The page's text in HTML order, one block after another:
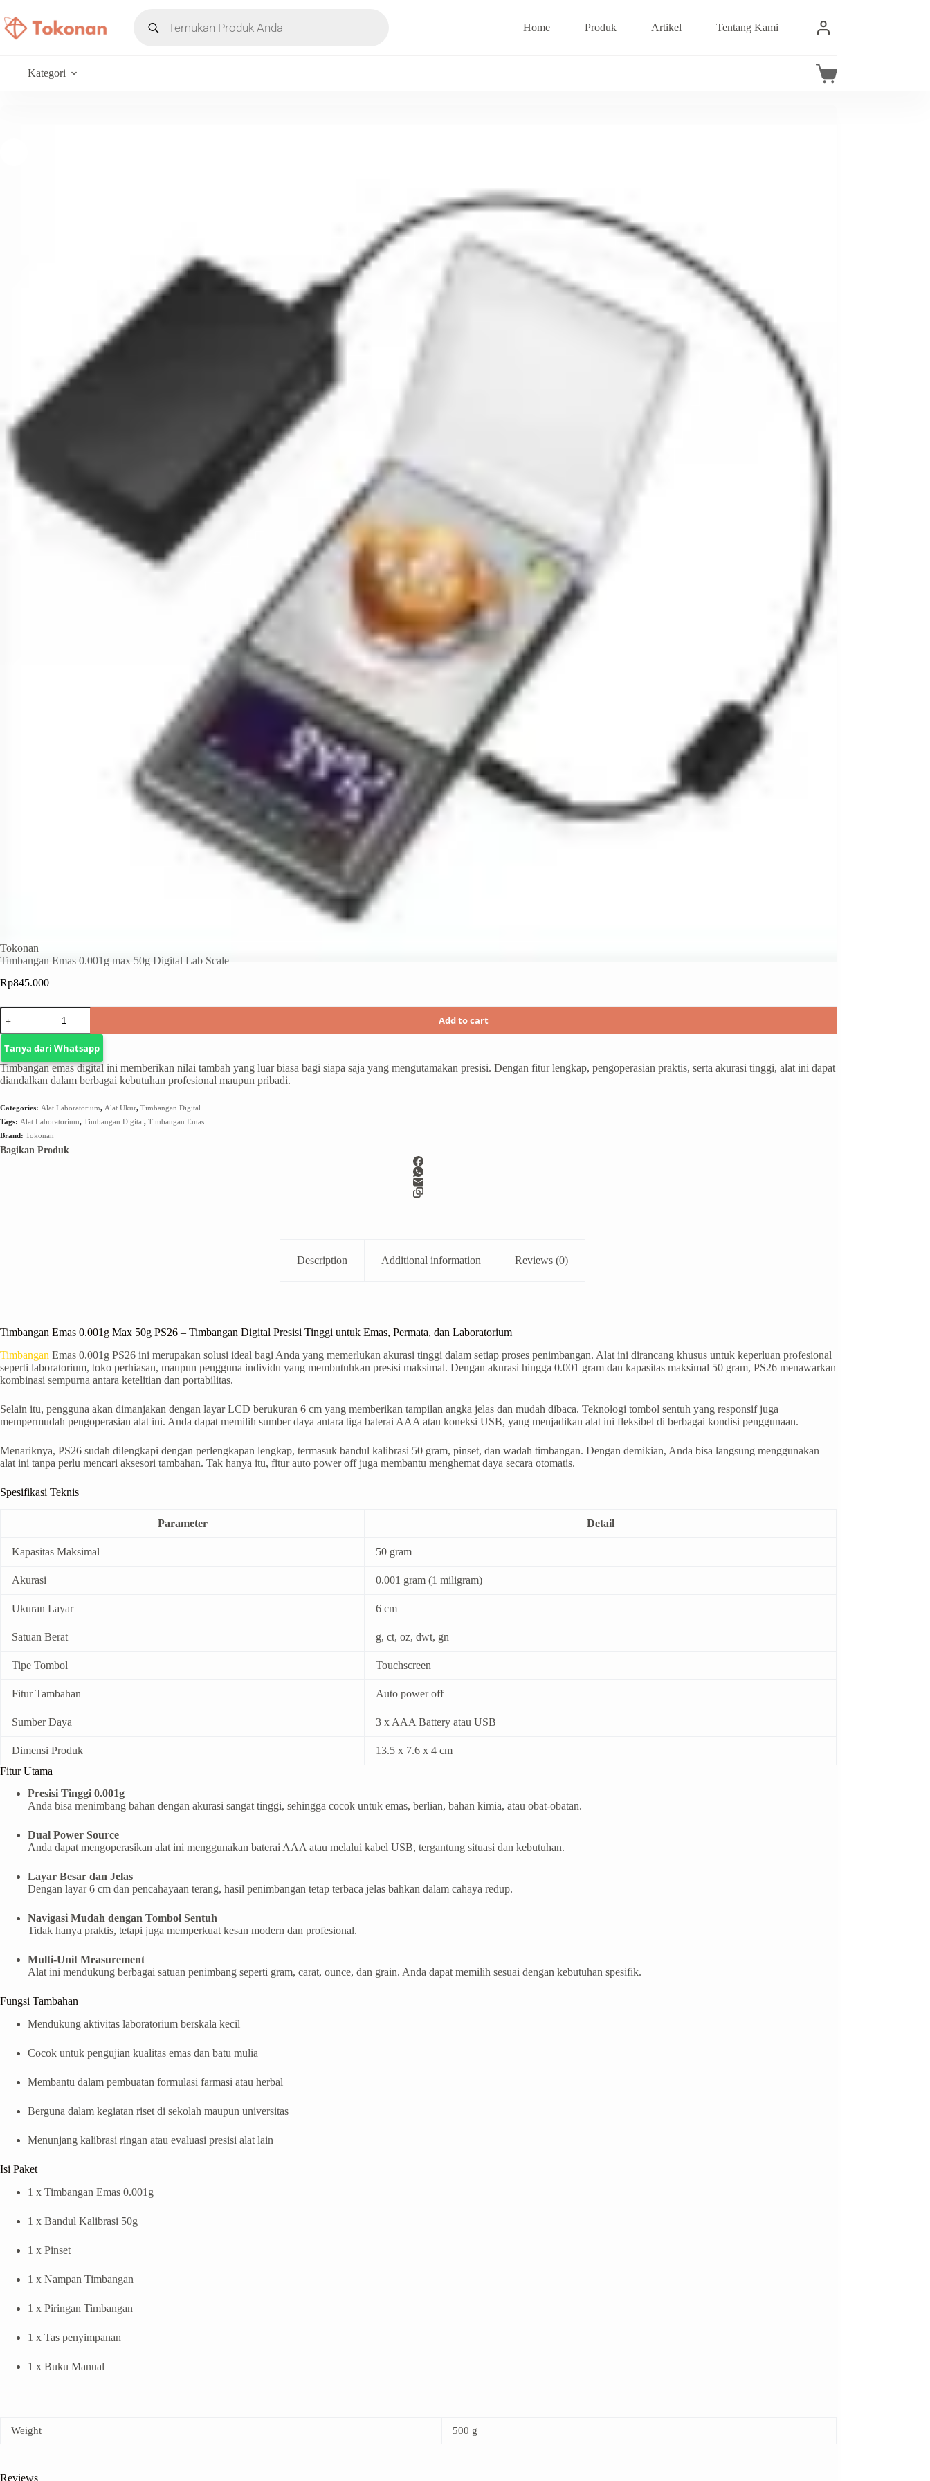
Home Produk Artikel Tentang Kami
Kategori
Tokonan
Timbangan Emas 0.001g max 50g Digital Lab Scale
Rp845.000
Add to cart
Tanya dari Whatsapp
Timbangan emas digital ini memberikan nilai tambah yang luar biasa bagi siapa saja yang mengutamakan presisi. Dengan fitur lengkap, pengoperasian praktis, serta akurasi tinggi, alat ini dapat
diandalkan dalam berbagai kebutuhan profesional maupun pribadi.
Categories: Alat Laboratorium, Alat Ukur, Timbangan Digital
Tags: Alat Laboratorium, Timbangan Digital, Timbangan Emas
Brand: Tokonan
Bagikan Produk
Description Additional information Reviews (0)
Timbangan Emas 0.001g Max 50g PS26 – Timbangan Digital Presisi Tinggi untuk Emas, Permata, dan Laboratorium
Timbangan Emas 0.001g PS26 ini merupakan solusi ideal bagi Anda yang memerlukan akurasi tinggi dalam setiap proses penimbangan. Alat ini dirancang khusus untuk keperluan profesional
seperti laboratorium, toko perhiasan, maupun pengguna individu yang membutuhkan presisi maksimal. Dengan akurasi hingga 0.001 gram dan kapasitas maksimal 50 gram, PS26 menawarkan
kombinasi sempurna antara ketelitian dan portabilitas.
Selain itu, pengguna akan dimanjakan dengan layar LCD berukuran 6 cm yang memberikan tampilan angka jelas dan mudah dibaca. Teknologi tombol sentuh yang responsif juga
mempermudah pengoperasian alat ini. Anda dapat memilih sumber daya antara tiga baterai AAA atau koneksi USB, yang menjadikan alat ini fleksibel di berbagai kondisi penggunaan.
Menariknya, PS26 sudah dilengkapi dengan perlengkapan lengkap, termasuk bandul kalibrasi 50 gram, pinset, dan wadah timbangan. Dengan demikian, Anda bisa langsung menggunakan
alat ini tanpa perlu mencari aksesori tambahan. Tak hanya itu, fitur auto power off juga membantu menghemat daya secara otomatis.
Spesifikasi Teknis
Parameter Detail
Kapasitas Maksimal 50 gram
Akurasi 0.001 gram (1 miligram)
Ukuran Layar 6 cm
Satuan Berat g, ct, oz, dwt, gn
Tipe Tombol Touchscreen
Fitur Tambahan Auto power off
Sumber Daya 3 x AAA Battery atau USB
Dimensi Produk
13.5 x 7.6 x 4 cm
Fitur Utama
Presisi Tinggi 0.001g
Anda bisa menimbang bahan dengan akurasi sangat tinggi, sehingga cocok untuk emas, berlian, bahan kimia, atau obat-obatan.
Dual Power Source
Anda dapat mengoperasikan alat ini menggunakan baterai AAA atau melalui kabel USB, tergantung situasi dan kebutuhan.
Layar Besar dan Jelas
Dengan layar 6 cm dan pencahayaan terang, hasil penimbangan tetap terbaca jelas bahkan dalam cahaya redup.
Navigasi Mudah dengan Tombol Sentuh
Tidak hanya praktis, tetapi juga memperkuat kesan modern dan profesional.
Multi-Unit Measurement
Alat ini mendukung berbagai satuan penimbang seperti gram, carat, ounce, dan grain. Anda dapat memilih sesuai dengan kebutuhan spesifik.
Fungsi Tambahan
Mendukung aktivitas laboratorium berskala kecil
Cocok untuk pengujian kualitas emas dan batu mulia
Membantu dalam pembuatan formulasi farmasi atau herbal
Berguna dalam kegiatan riset di sekolah maupun universitas
Menunjang kalibrasi ringan atau evaluasi presisi alat lain
Isi Paket
1 x Timbangan Emas 0.001g
1 x Bandul Kalibrasi 50g
1 x Pinset
1 x Nampan Timbangan
1 x Piringan Timbangan
1 x Tas penyimpanan
1 x Buku Manual
Weight 500 g
Reviews